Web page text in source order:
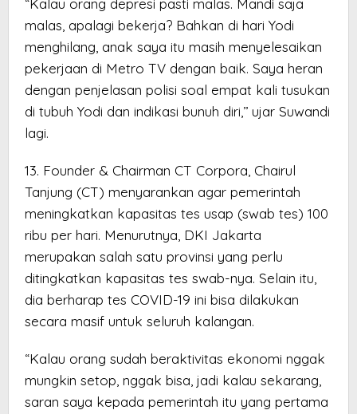
“Kalau orang depresi pasti malas. Mandi saja
malas, apalagi bekerja? Bahkan di hari Yodi
menghilang, anak saya itu masih menyelesaikan
pekerjaan di Metro TV dengan baik. Saya heran
dengan penjelasan polisi soal empat kali tusukan
di tubuh Yodi dan indikasi bunuh diri,’’ ujar Suwandi
lagi.
13. Founder & Chairman CT Corpora, Chairul
Tanjung (CT) menyarankan agar pemerintah
meningkatkan kapasitas tes usap (swab tes) 100
ribu per hari. Menurutnya, DKI Jakarta
merupakan salah satu provinsi yang perlu
ditingkatkan kapasitas tes swab-nya. Selain itu,
dia berharap tes COVID-19 ini bisa dilakukan
secara masif untuk seluruh kalangan.
“Kalau orang sudah beraktivitas ekonomi nggak
mungkin setop, nggak bisa, jadi kalau sekarang,
saran saya kepada pemerintah itu yang pertama